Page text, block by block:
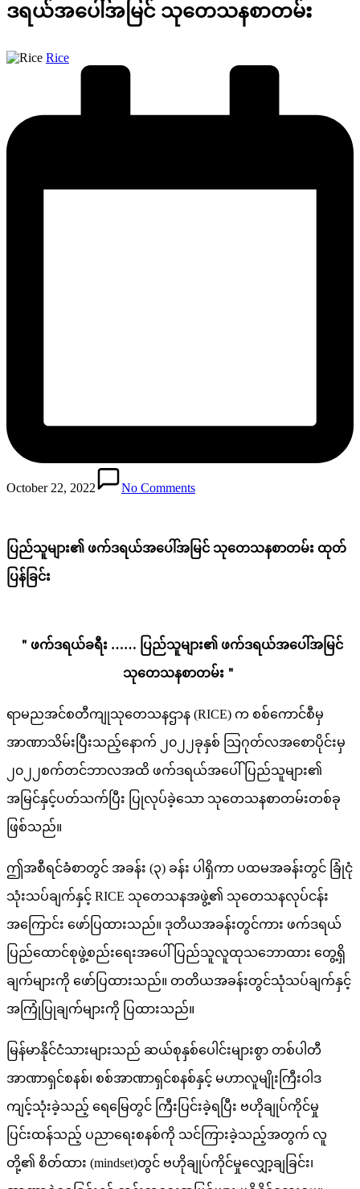
ဒရယ်အပေါ်အမြင် သုတေသနစာတမ်း
Posted Rice
October 22, 2022 No Comments
ပြည်သူများ၏ ဖက်ဒရယ်အပေါ်အမြင် သုတေသနစာတမ်း ထုတ်
ပြန်ခြင်း
＂ဖက်ဒရယ်ခရီး …… ပြည်သူများ၏ ဖက်ဒရယ်အပေါ်အမြင်
သုတေသနစာတမ်း＂
ရာမညအင်စတီကျုသုတေသနဌာန (RICE) က စစ်ကောင်စီမှ
အာဏာသိမ်းပြီးသည့်နောက် ၂၀၂၂ခုနှစ် သြဂုတ်လအစောပိုင်းမှ
၂၀၂၂စက်တင်ဘာလအထိ ဖက်ဒရယ်အပေါ် ပြည်သူများ၏
အမြင်နှင့်ပတ်သက်ပြီး ပြုလုပ်ခဲ့သော သုတေသနစာတမ်းတစ်ခု
ဖြစ်သည်။
ဤအစီရင်ခံစာတွင် အခန်း (၃) ခန်း ပါရှိကာ ပထမအခန်းတွင် ခြုံငုံ
သုံးသပ်ချက်နှင့် RICE သုတေသနအဖွဲ့၏ သုတေသနလုပ်ငန်း
အကြောင်း ဖော်ပြထားသည်။ ဒုတိယအခန်းတွင်ကား ဖက်ဒရယ်
ပြည်ထောင်စုဖွဲ့စည်းရေးအပေါ် ပြည်သူလူထုသဘောထား တွေ့ရှိ
ချက်များကို ဖော်ပြထားသည်။ တတိယအခန်းတွင်သုံသပ်ချက်နှင့်
အကြုံပြုချက်များကို ပြထားသည်။
မြန်မာနိုင်ငံသားများသည် ဆယ်စုနှစ်ပေါင်းများစွာ တစ်ပါတီ
အာဏာရှင်စနစ်၊ စစ်အာဏာရှင်စနစ်နှင့် မဟာလူမျိုးကြီးဝါဒ
ကျင့်သုံးခဲ့သည့် ရေမြေတွင် ကြီးပြင်းခဲ့ရပြီး ဗဟိုချုပ်ကိုင်မှု
ပြင်းထန်သည့် ပညာရေးစနစ်ကို သင်ကြားခဲ့သည့်အတွက် လူ
တို့၏ စိတ်ထား (mindset)တွင် ဗဟိုချုပ်ကိုင်မှုလျှော့ချခြင်း၊